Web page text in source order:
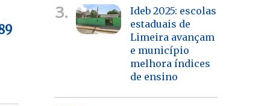
3.
Ideb 2025: escolas
estaduais de
Limeira avançam
e município
melhora índices
de ensino